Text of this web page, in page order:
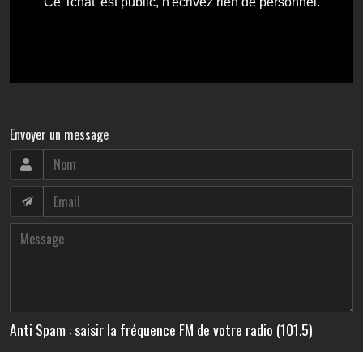
Envoyer un message
Anti Spam : saisir la fréquence FM de votre radio (101.5)